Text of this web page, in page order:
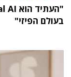
בעולם הפיזי"